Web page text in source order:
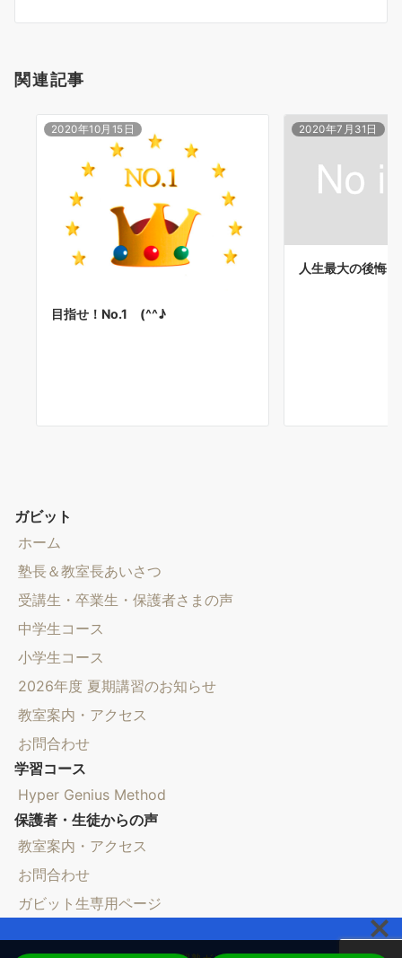
ン
関連記事
2020年10月15日
目指せ！No.1 (^^♪
2020年7月31日
人生最大の後悔
ガビット
ホーム
塾長＆教室長あいさつ
受講生・卒業生・保護者さまの声
中学生コース
小学生コース
2026年度 夏期講習のお知らせ
教室案内・アクセス
お問合わせ
学習コース
Hyper Genius Method
保護者・生徒からの声
教室案内・アクセス
お問合わせ
ガビット生専用ページ